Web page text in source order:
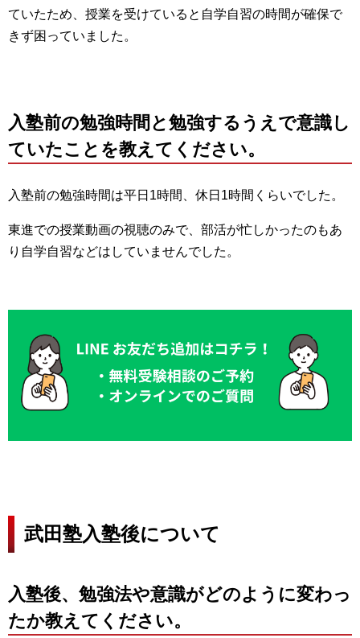
ていたため、授業を受けていると自学自習の時間が確保で
きず困っていました。
入塾前の勉強時間と勉強するうえで意識し
ていたことを教えてください。
入塾前の勉強時間は平日1時間、休日1時間くらいでした。
東進での授業動画の視聴のみで、部活が忙しかったのもあ
り自学自習などはしていませんでした。
武田塾入塾後について
入塾後、勉強法や意識がどのように変わっ
たか教えてください。